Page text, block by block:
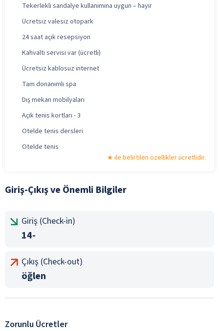
Tekerlekli sandalye kullanımına uygun – hayır
Ücretsiz valesiz otopark
24 saat açık resepsiyon
Kahvaltı servisi var (ücretli)
Ücretsiz kablosuz internet
Tam donanımlı spa
Dış mekan mobilyaları
Açık tenis kortları - 3
Otelde tenis dersleri
Otelde tenis
ile belirtilen özellikler ücretlidir.
Giriş-Çıkış ve Önemli Bilgiler
Giriş (Check-in)
14-
Çıkış (Check-out)
öğlen
Zorunlu Ücretler